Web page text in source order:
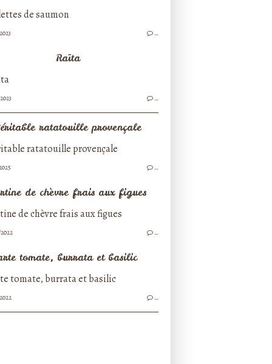
…
Raïta
…
ratatouille provençale
…
de chèvre frais aux figues
…
tomate, burrata et basilic
…